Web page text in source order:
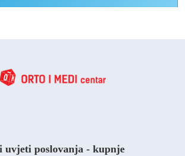
uvjeti poslovanja - kupnje